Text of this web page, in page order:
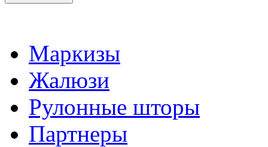
Маркизы
Жалюзи
Рулонные шторы
Партнеры